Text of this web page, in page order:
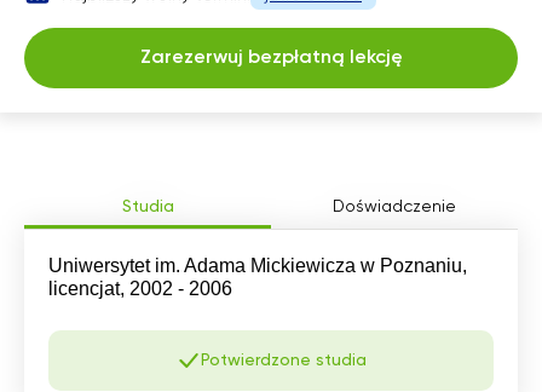
Studia Doświadczenie
Uniwersytet im. Adama Mickiewicza w Poznaniu,
licencjat, 2002 - 2006
Potwierdzone studia
Zarezerwuj bezpłatną lekcję